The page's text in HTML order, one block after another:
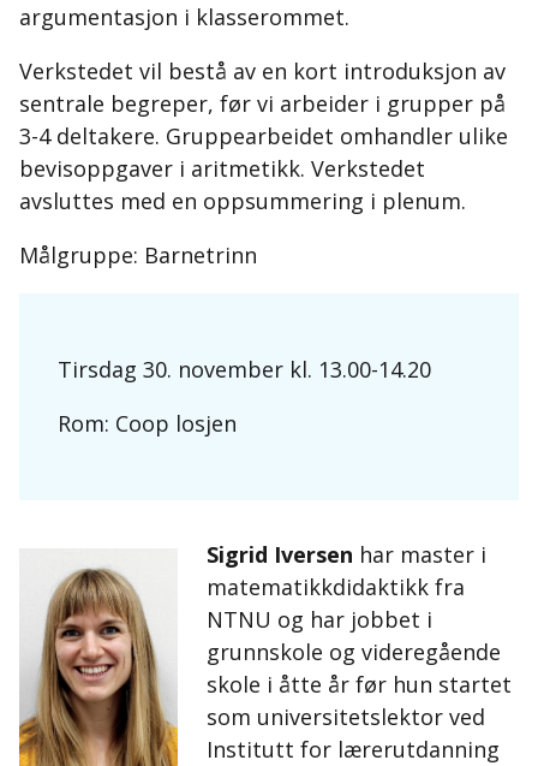
argumentasjon i klasserommet.
Verkstedet vil bestå av en kort introduksjon av
sentrale begreper, før vi arbeider i grupper på
3-4 deltakere. Gruppearbeidet omhandler ulike
bevisoppgaver i aritmetikk. Verkstedet
avsluttes med en oppsummering i plenum.
Målgruppe: Barnetrinn
Tirsdag 30. november kl. 13.00-14.20
Rom: Coop losjen
Sigrid Iversen har master i
matematikkdidaktikk fra
NTNU og har jobbet i
grunnskole og videregående
skole i åtte år før hun startet
som universitetslektor ved
Institutt for lærerutdanning